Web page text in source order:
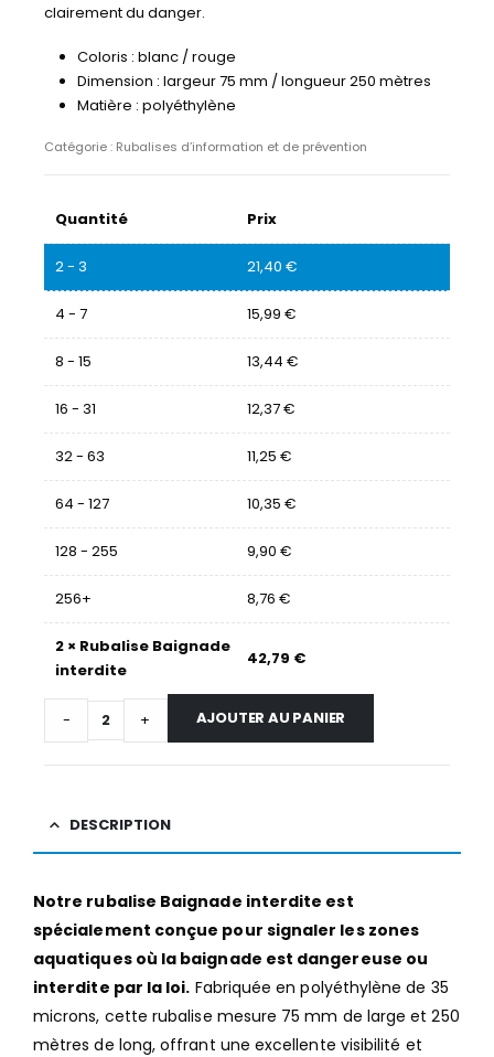
clairement du danger.
Coloris : blanc / rouge
Dimension : largeur 75 mm / longueur 250 mètres
Matière : polyéthylène
Catégorie : Rubalises d’information et de prévention
Quantité Prix
2 - 3 21,40 €
4 - 7 15,99 €
8 - 15 13,44 €
16 - 31 12,37€
32 - 63 11,25 €
64 - 127 10,35 €
128 - 255 9,90 €
256+ 8,76 €
2 × Rubalise Baignade
interdite
42,79 €
- + AJOUTER AU PANIER
DESCRIPTION
Notre rubalise Baignade interdite est
spécialement conçue pour signaler les zones
aquatiques où la baignade est dangereuse ou
interdite par la loi. Fabriquée en polyéthylène de 35
microns, cette rubalise mesure 75 mm de large et 250
mètres de long, offrant une excellente visibilité et